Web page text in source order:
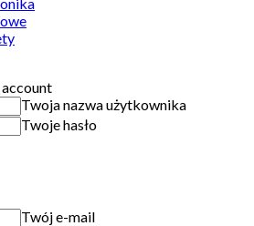
Twoja nazwa użytkownika
Twoje hasło
Twój e-mail